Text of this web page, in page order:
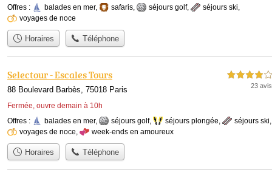
Offres : balades en mer, safaris séjours golf, séjours ski
voyages de noce
Horaires Téléphone
Selectour - Escales Tours
88 Boulevard Barbès, 75018 Paris
Fermée, ouvre demain à 10h
4,0 étoiles sur 5
23 avis
Offres : balades en mer, séjours golf, séjours plongée, séjours ski,
voyages de noce, week-ends en amoureux
Horaires Téléphone